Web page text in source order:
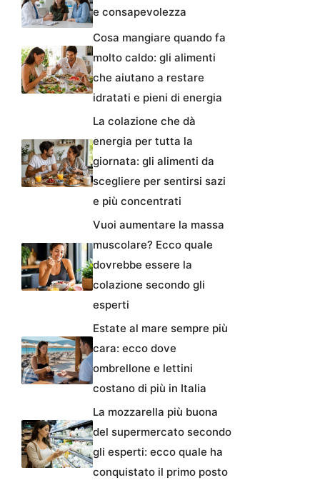
e consapevolezza
Cosa mangiare quando fa
molto caldo: gli alimenti
che aiutano a restare
idratati e pieni di energia
La colazione che dà
energia per tutta la
giornata: gli alimenti da
scegliere per sentirsi sazi
e più concentrati
Vuoi aumentare la massa
muscolare? Ecco quale
dovrebbe essere la
colazione secondo gli
esperti
Estate al mare sempre più
cara: ecco dove
ombrellone e lettini
costano di più in Italia
La mozzarella più buona
del supermercato secondo
gli esperti: ecco quale ha
conquistato il primo posto